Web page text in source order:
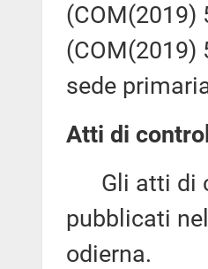
(COM(2019)
(COM(2019)
sede
Atti di
Gli atti di
pubblicati
odierna.